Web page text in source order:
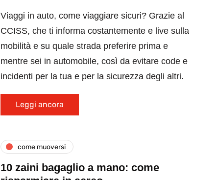
Viaggi in auto, come viaggiare sicuri? Grazie al
CCISS, che ti informa costantemente e live sulla
mobilità e su quale strada preferire prima e
mentre sei in automobile, così da evitare code e
incidenti per la tua e per la sicurezza degli altri.
Leggi ancora
come muoversi
10 zaini bagaglio a mano: come